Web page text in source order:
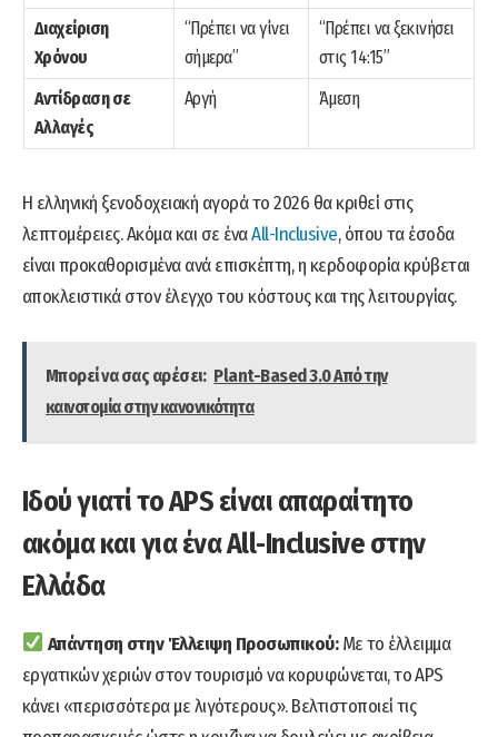
Διαχείριση
Χρόνου
“Πρέπει να γίνει
σήμερα”
“Πρέπει να ξεκινήσει
στις 14:15”
Αντίδραση σε
Αλλαγές
Αργή Άμεση
Η ελληνική ξενοδοχειακή αγορά το 2026 θα κριθεί στις
λεπτομέρειες. Ακόμα και σε έναAll-Inclusive, όπου τα έσοδα
είναι προκαθορισμένα ανά επισκέπτη, η κερδοφορία κρύβεται
αποκλειστικά στον έλεγχο του κόστους και της λειτουργίας.
Μπορεί να σας αρέσει: Plant-Based 3.0 Από την
καινοτομία στην κανονικότητα
Ιδού γιατί το APS είναι απαραίτητο
ακόμα και για ένα All-Inclusive στην
Ελλάδα
Απάντηση στην Έλλειψη Προσωπικού:Με το έλλειμμα
εργατικών χεριών στον τουρισμό να κορυφώνεται, το APS
κάνει «περισσότερα με λιγότερους». Βελτιστοποιεί τις